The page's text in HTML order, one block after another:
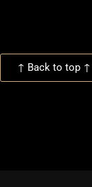
↑ Back to top ↑